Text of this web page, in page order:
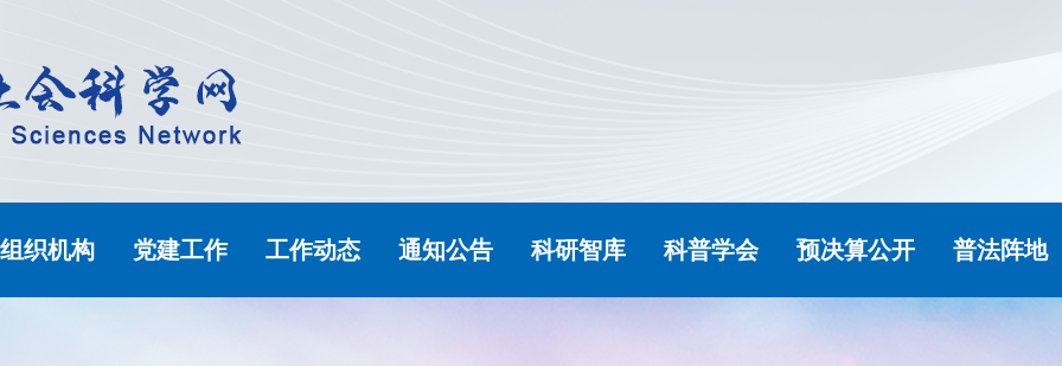
组织机构 党建工作 工作动态 通知公告 科研智库 科普学会 预决算公开 普法阵地